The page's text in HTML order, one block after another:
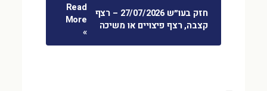
חזק בעו״ש 27/07/2026 – רצף
קצבה, רצף פיצויים או משיכה
Read
More
»